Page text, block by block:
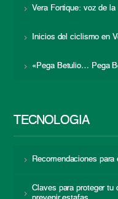
Vera Fortique: voz de la
Inicios del ciclismo en
«Pega Betulio… Pega
TECNOLOGÍA
Recomendaciones
Claves para proteger tu